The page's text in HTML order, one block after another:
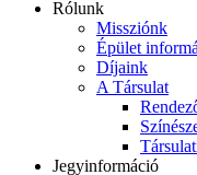
Rólunk
Missziónk
Épület
Díjaink
A Társulat
Jegyinformáció